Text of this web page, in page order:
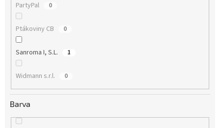
PartyPal 0
Ptákoviny CB 0
Sanroma I, S.L. 1
Widmann s.r.l. 0
Barva